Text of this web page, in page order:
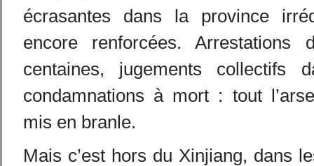
écrasantes dans la province
encore renforcées. Arrestations
centaines, jugements collectifs
condamnations à mort : tout
mis en branle.
Mais c’est hors du Xinjiang, dans